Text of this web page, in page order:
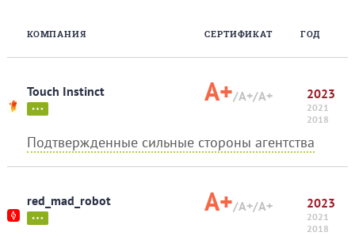
КОМПАНИЯ СЕРТИФИКАТ ГОД
Touch Instinct A+/A+/A+ 2023
2021
2018
Подтвержденные сильные стороны агентства
red_mad_robot A+/A+/A+ 2023
2021
2018